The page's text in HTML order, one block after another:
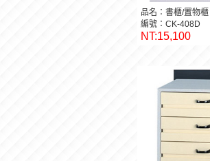
品名：書櫃/置物櫃
編號：CK-408D
NT:15,100